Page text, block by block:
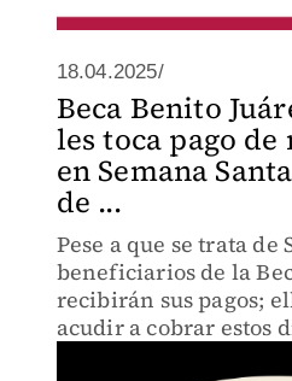
18.04.2025/
Beca Benito
les toca pago de
en Semana
de ...
Pese a que se trata de
beneficiarios de la
recibirán sus pagos;
acudir a cobrar estos